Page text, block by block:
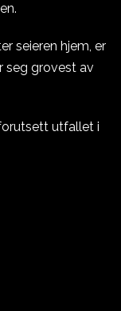
seieren hjem, er
seg grovest av
utfallet i